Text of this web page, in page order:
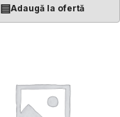
▤Adaugă la ofertă